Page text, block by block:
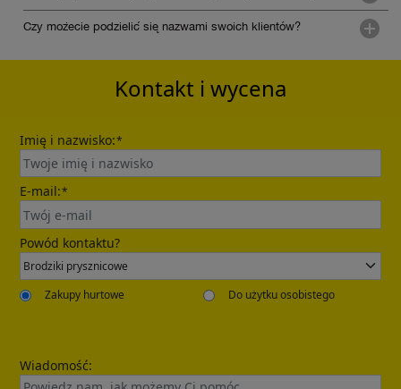
Czy możecie podzielić się nazwami swoich klientów?
Kontakt i wycena
Imię i nazwisko:*
E-mail:*
Powód kontaktu?
Zakupy hurtowe Do użytku osobistego
Wiadomość: